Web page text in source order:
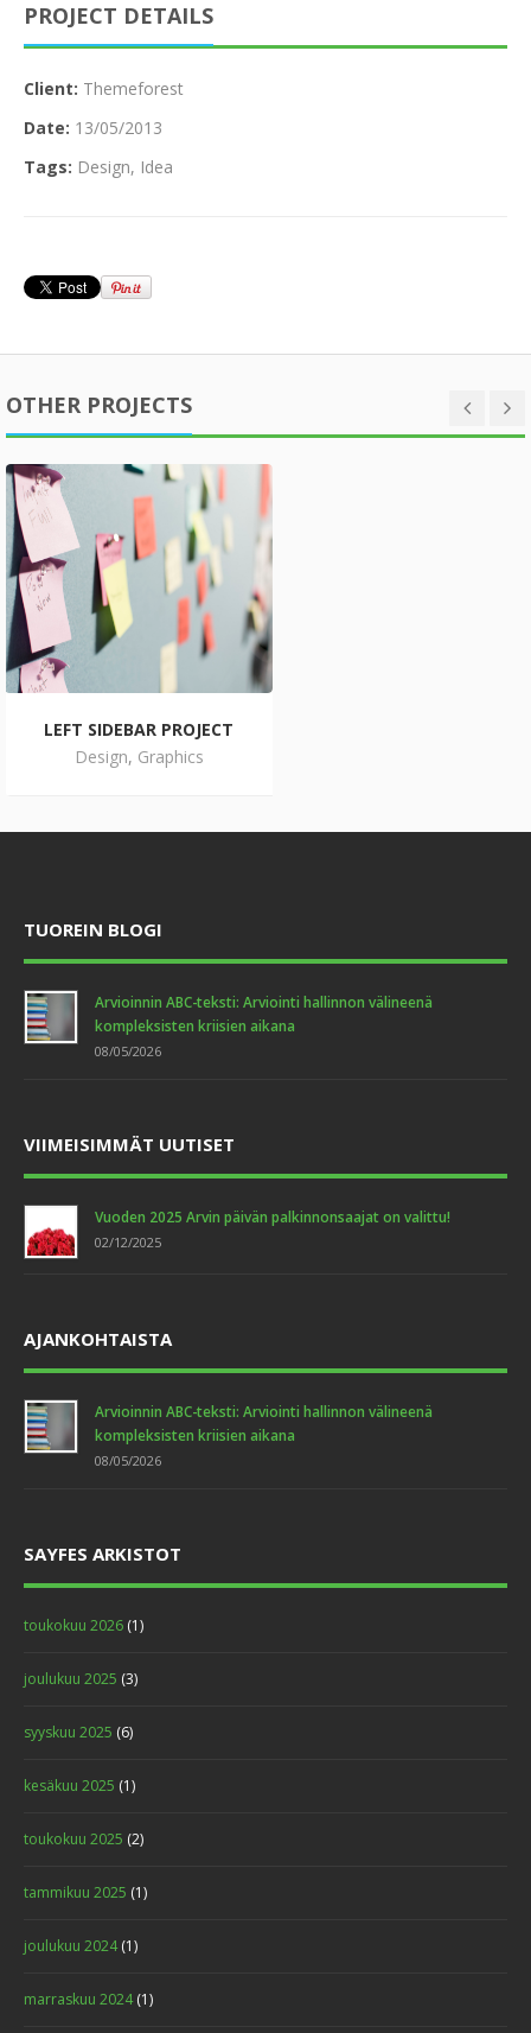
PROJECT DETAILS
Client: Themeforest
Date: 13/05/2013
Tags: Design, Idea
OTHER PROJECTS
LEFT SIDEBAR PROJECT
Design, Graphics
PROJECT 11
Design,Graphics
GALLERY PROJECT
TUOREIN BLOGI
Arvioinnin ABC-teksti: Arviointi hallinnon välineenä
kompleksisten kriisien aikana
08/05/2026
VIIMEISIMMÄT UUTISET
Vuoden 2025 Arvin päivän palkinnonsaajat on valittu!
02/12/2025
AJANKOHTAISTA
Arvioinnin ABC-teksti: Arviointi hallinnon välineenä
kompleksisten kriisien aikana
08/05/2026
SAYFES ARKISTOT
toukokuu 2026 (1)
joulukuu 2025 (3)
syyskuu 2025 (6)
kesäkuu 2025 (1)
toukokuu 2025 (2)
tammikuu 2025 (1)
joulukuu 2024(1)
marraskuu 2024(1)